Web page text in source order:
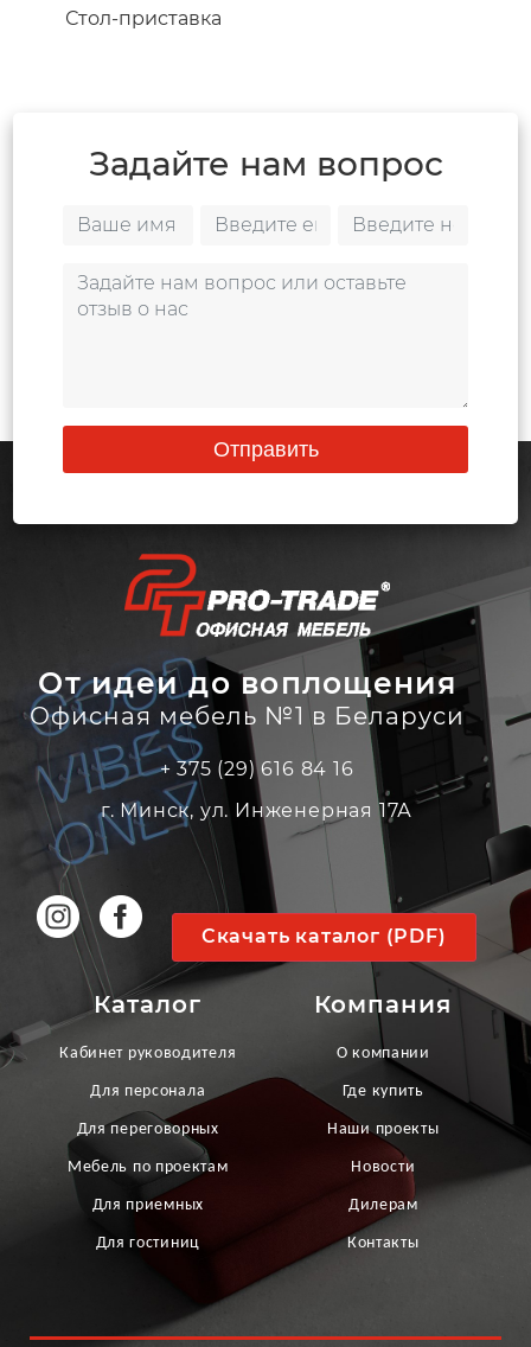
Стол-приставка
Задайте нам вопрос
Отправить
От идеи до воплощения
Офисная мебель №1 в Беларуси
+ 375 (29) 616 84 16
г. Минск, ул. Инженерная 17А
Скачать каталог (PDF)
Каталог
Кабинет руководителя
Для персонала
Для переговорных
Мебель по проектам
Для приемных
Для гостиниц
Компания
О компании
Где купить
Наши проекты
Новости
Дилерам
Контакты